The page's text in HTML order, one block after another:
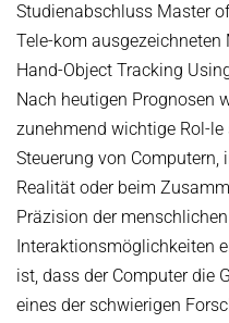
Studienabschluss Master
Tele-kom
Hand-Object Tracking
Nach heutigen Prognosen
zunehmend wichtige Rol-
Steuerung von Computern,
Realität oder beim
Präzision der
Interaktionsmöglichkeiten
ist, dass der Computer die
eines der schwierigen